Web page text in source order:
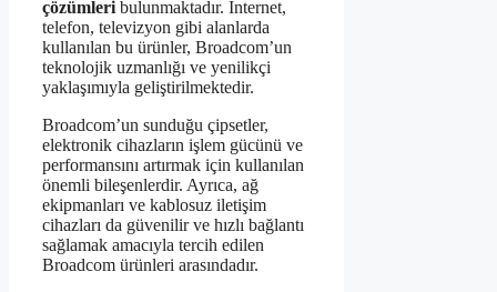
çözümleri bulunmaktadır. İnternet,
telefon, televizyon gibi alanlarda
kullanılan bu ürünler, Broadcom’un
teknolojik uzmanlığı ve yenilikçi
yaklaşımıyla geliştirilmektedir.
Broadcom’un sunduğu çipsetler,
elektronik cihazların işlem gücünü ve
performansını artırmak için kullanılan
önemli bileşenlerdir. Ayrıca, ağ
ekipmanları ve kablosuz iletişim
cihazları da güvenilir ve hızlı bağlantı
sağlamak amacıyla tercih edilen
Broadcom ürünleri arasındadır.